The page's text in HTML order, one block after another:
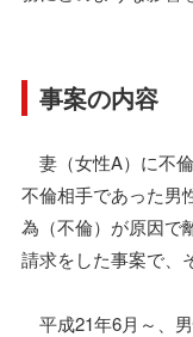
事案の内容
妻（女性A）に不
不倫相手であった男
為（不倫）が原因で
請求をした事案で、
平成21年6月～、